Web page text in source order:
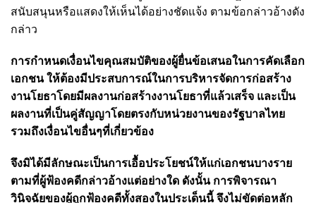
สนับสนุนหรือแสดงให้เห็นได้อย่างชัดแจ้ง ตามข้อกล่าวอ้างดัง
กล่าว
การกำหนดเงื่อนไขคุณสมบัติของผู้ยื่นข้อเสนอในการคัดเลือก
เอกชน ให้ต้องมีประสบการณ์ในการบริหารจัดการก่อสร้าง
งานโยธาโดยมีผลงานก่อสร้างงานโยธาที่แล้วเสร็จ และเป็น
ผลงานที่เป็นคู่สัญญาโดยตรงกับหน่วยงานของรัฐบาลไทย
รวมถึงเงื่อนไขอื่นๆที่เกี่ยวข้อง
จึงมิได้มีลักษณะเป็นการเอื้อประโยชน์ให้แก่เอกชนบางราย
ตามที่ผู้ฟ้องคดีกล่าวอ้างแต่อย่างใด ดังนั้น การพิจารณา
วินิจฉัยของผู้ถูกฟ้องคดีทั้งสองในประเด็นนี้ จึงไม่ขัดต่อหลัก